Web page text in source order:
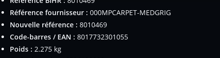
Référence fournisseur : 000MPCARPET-MEDGRIG
Nouvelle référence : 8010469
Code-barres / EAN : 8017732301055
Poids : 2.275 kg